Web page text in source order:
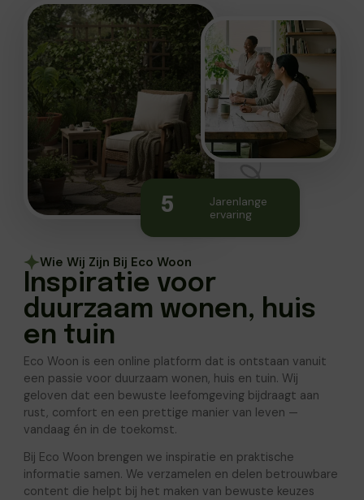
Jarenlange
ervaring
5
Wie Wij Zijn Bij Eco Woon
Inspiratie voor
duurzaam wonen, huis
en tuin
Eco Woon is een online platform dat is ontstaan vanuit
een passie voor duurzaam wonen, huis en tuin. Wij
geloven dat een bewuste leefomgeving bijdraagt aan
rust, comfort en een prettige manier van leven —
vandaag én in de toekomst.
Bij Eco Woon brengen we inspiratie en praktische
informatie samen. We verzamelen en delen betrouwbare
content die helpt bij het maken van bewuste keuzes